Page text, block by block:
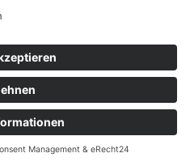
Marke der:
KGAlte Dorfstraße 19 a
und zukunftsfähige IT-